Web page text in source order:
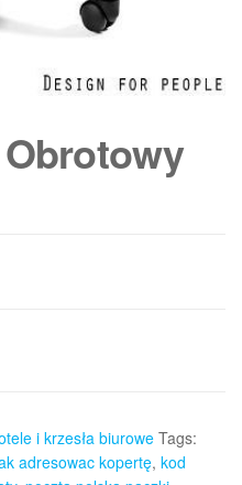
i krzesła biurowe Tags:
adresowac kopertę, kod